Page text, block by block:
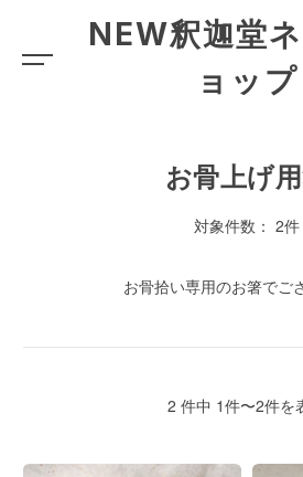
NEW釈迦堂
ョップ
お骨上げ
対象件数： 2件
お骨拾い専用のお箸でご
2 件中 1件〜2件を